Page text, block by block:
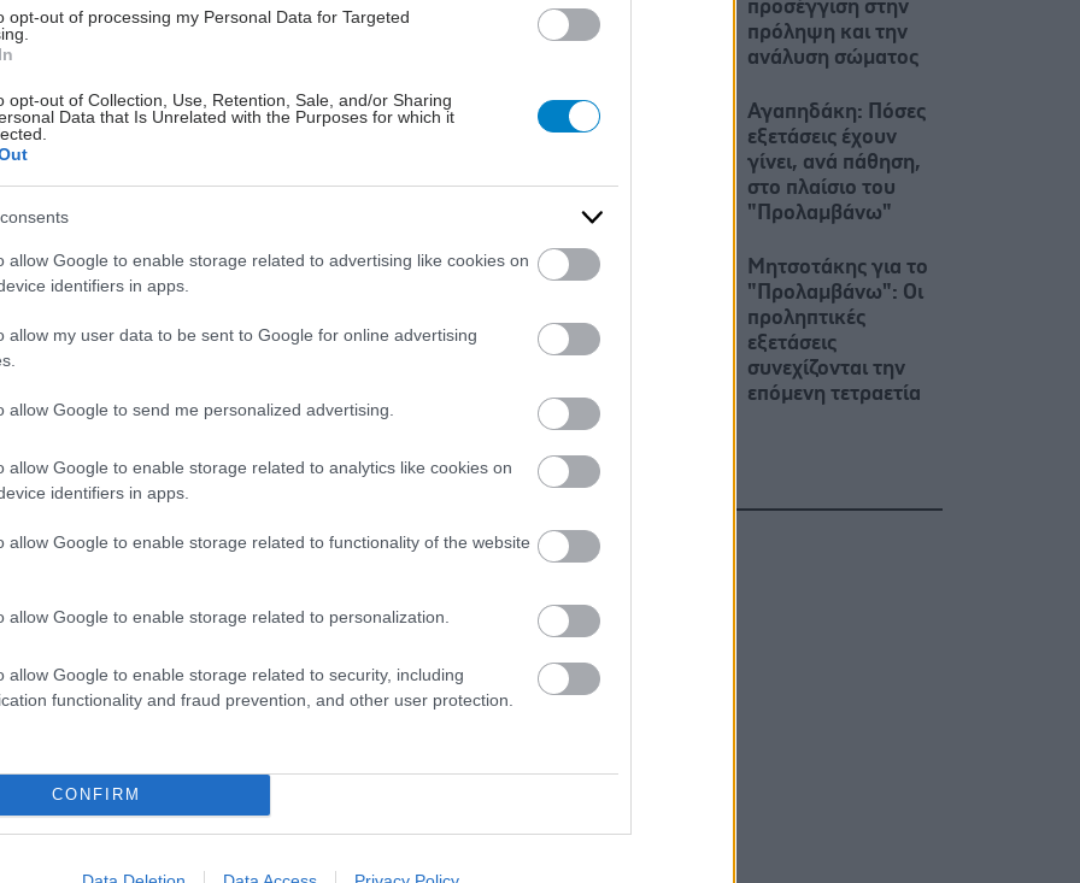
opt-out of processing my Personal Data for Targeted
opt-out of Collection, Use, Retention, Sale, and/or Sharing
Data that Is Unrelated with the Purposes for which it
allow Google to enable storage related to advertising like cookies on
identifiers in apps.
allow my user data to be sent to Google for online advertising
allow Google to send me personalized advertising.
allow Google to enable storage related to analytics like cookies on
identifiers in apps.
allow Google to enable storage related to functionality of the website
allow Google to enable storage related to personalization.
allow Google to enable storage related to security, including
functionality and fraud prevention, and other user protection.
CONFIRM
προσέγγιση στην
πρόληψη και την
ανάλυση σώματος
Αγαπηδάκη: Πόσες
εξετάσεις έχουν
γίνει, ανά πάθηση,
στο πλαίσιο του
"Προλαμβάνω"
Μητσοτάκης για το
"Προλαμβάνω": Οι
προληπτικές
εξετάσεις
συνεχίζονται την
επόμενη τετραετία